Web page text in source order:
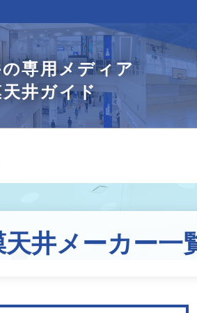
の専用メディア
天井ガイド
天井メーカー一